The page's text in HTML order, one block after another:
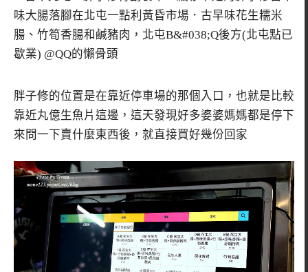
胖子修的位置是在靠近停車場的那個入口，也就是比較
靠近丸億生魚片這邊，這天發現好多婆婆媽媽都是停下
來問一下賣什麼東西後，就直接買好幾份回家